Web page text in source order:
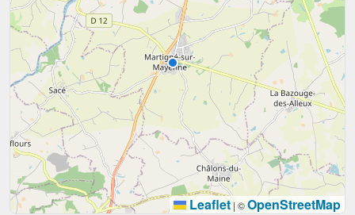
Leaflet | ©OpenStreetMap